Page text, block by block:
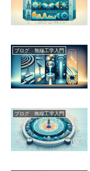
ブログ 無線工学入門
ブログ 無線工学入門